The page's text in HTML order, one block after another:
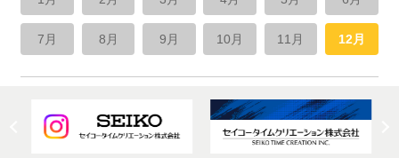
7月 8月 9月 10月 11月 12月